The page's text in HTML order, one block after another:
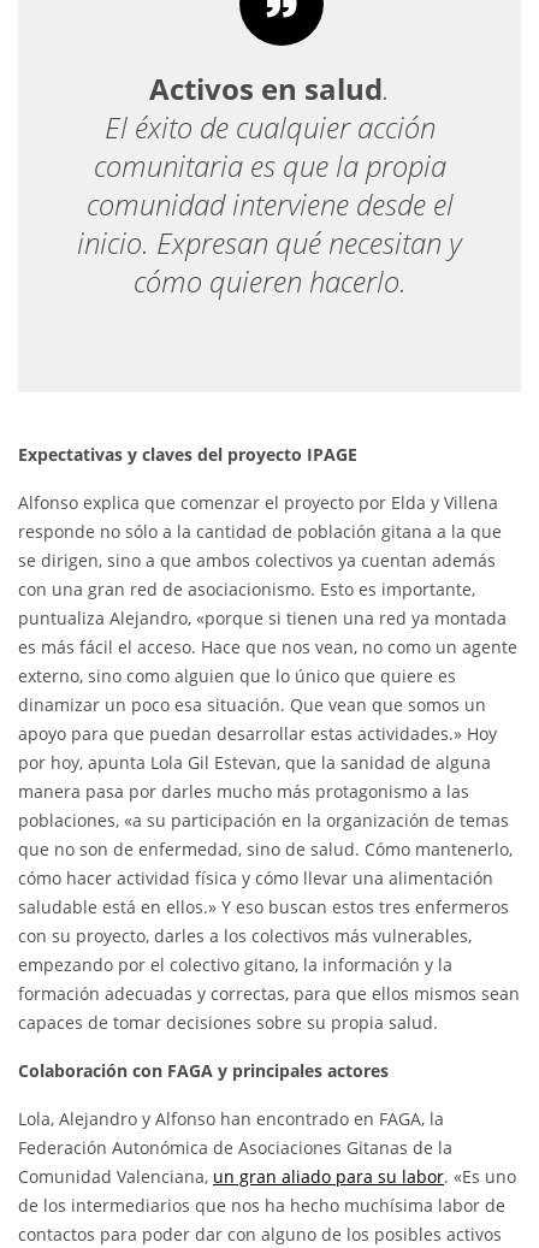
Activos en salud.
El éxito de cualquier acción
comunitaria es que la propia
comunidad interviene desde el
inicio. Expresan qué necesitan y
cómo quieren hacerlo.
Expectativas y claves del proyecto IPAGE
Alfonso explica que comenzar el proyecto por Elda y Villena
responde no sólo a la cantidad de población gitana a la que
se dirigen, sino a que ambos colectivos ya cuentan además
con una gran red de asociacionismo. Esto es importante,
puntualiza Alejandro, «porque si tienen una red ya montada
es más fácil el acceso. Hace que nos vean, no como un agente
externo, sino como alguien que lo único que quiere es
dinamizar un poco esa situación. Que vean que somos un
apoyo para que puedan desarrollar estas actividades.» Hoy
por hoy, apunta Lola Gil Estevan, que la sanidad de alguna
manera pasa por darles mucho más protagonismo a las
poblaciones, «a su participación en la organización de temas
que no son de enfermedad, sino de salud. Cómo mantenerlo,
cómo hacer actividad física y cómo llevar una alimentación
saludable está en ellos.» Y eso buscan estos tres enfermeros
con su proyecto, darles a los colectivos más vulnerables,
empezando por el colectivo gitano, la información y la
formación adecuadas y correctas, para que ellos mismos sean
capaces de tomar decisiones sobre su propia salud.
Colaboración con FAGA y principales actores
Lola, Alejandro y Alfonso han encontrado en FAGA, la
Federación Autonómica de Asociaciones Gitanas de la
Comunidad Valenciana, un gran aliado para su labor. «Es uno
de los intermediarios que nos ha hecho muchísima labor de
contactos para poder dar con alguno de los posibles activos